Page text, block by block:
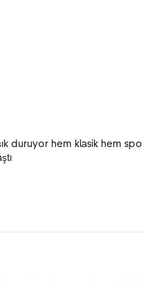
duruyor hem klasik hem